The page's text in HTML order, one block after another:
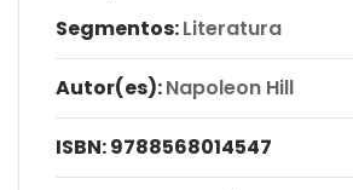
Segmentos:Literatura
Autor(es):Napoleon Hill
ISBN:9788568014547